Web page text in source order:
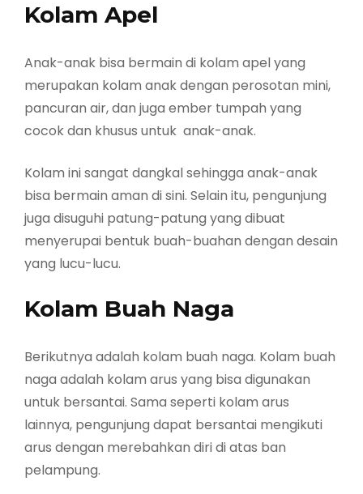
Kolam Apel
Anak-anak bisa bermain di kolam apel yang
merupakan kolam anak dengan perosotan mini,
pancuran air, dan juga ember tumpah yang
cocok dan khusus untuk anak-anak.
Kolam ini sangat dangkal sehingga anak-anak
bisa bermain aman di sini. Selain itu, pengunjung
juga disuguhi patung-patung yang dibuat
menyerupai bentuk buah-buahan dengan desain
yang lucu-lucu.
Kolam Buah Naga
Berikutnya adalah kolam buah naga. Kolam buah
naga adalah kolam arus yang bisa digunakan
untuk bersantai. Sama seperti kolam arus
lainnya, pengunjung dapat bersantai mengikuti
arus dengan merebahkan diri di atas ban
pelampung.